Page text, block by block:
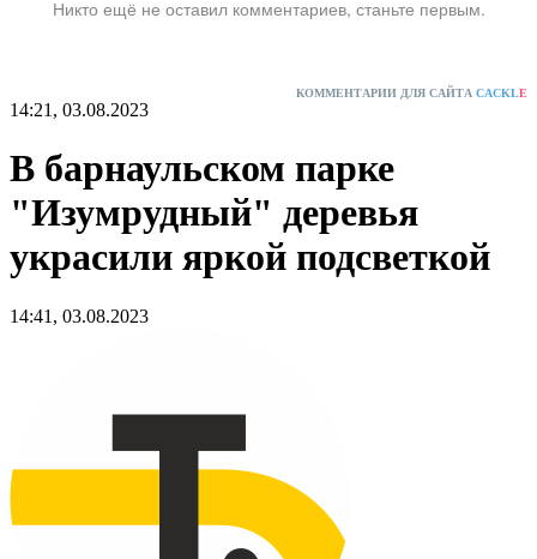
Никто ещё не оставил комментариев, станьте первым.
КОММЕНТАРИИ ДЛЯ САЙТА CACKLE
14:21, 03.08.2023
В барнаульском парке
"Изумрудный" деревья
украсили яркой подсветкой
14:41, 03.08.2023